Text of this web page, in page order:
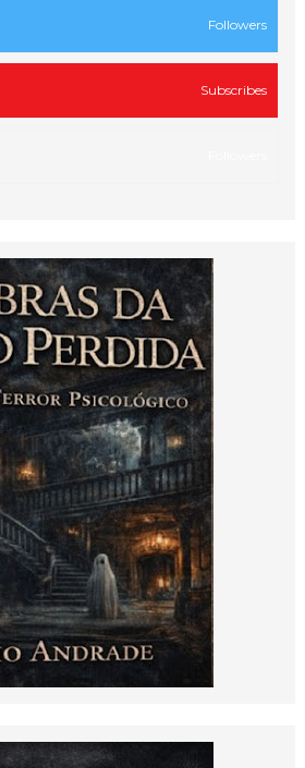
Followers
Subscribes